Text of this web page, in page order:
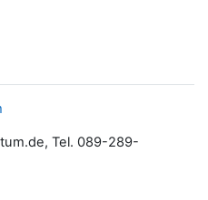
Tel. 089-289-